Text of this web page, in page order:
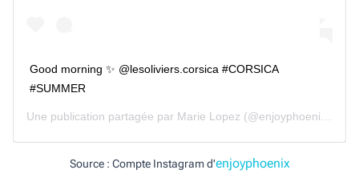
Good morning ✨ @lesoliviers.corsica #CORSICA
#SUMMER
Une publication partagée par Marie Lopez (@enjoyphoenix) le
Source : Compte Instagram d'enjoyphoenix